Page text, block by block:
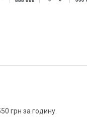
грн за годину.